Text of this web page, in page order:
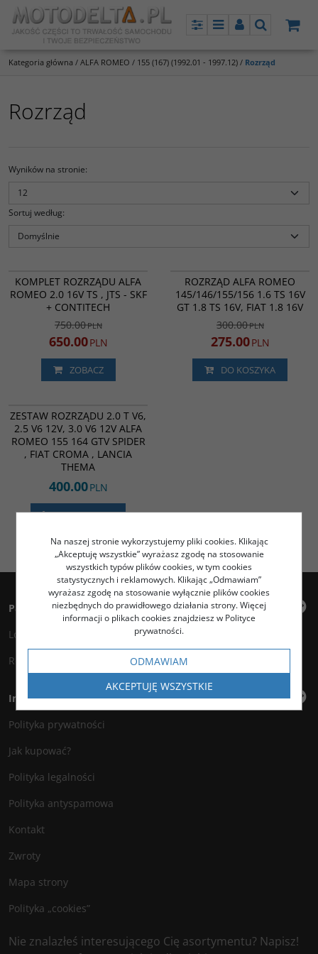
PanelMenuPanelSzukaj
Kategoria główna / ALFA ROMEO / 155 (167) (1992.01 - 1997.12) / Rozrząd
Rozrząd
Wyników na stronie:
Sortuj według:
PROMOCJA
KOMPLET ROZRZĄDU ALFA
ROMEO 2.0 16V TS , JTS - SKF
+ CONTITECH
750.00PLN
650.00PLN
ZOBACZ
PROMOCJA
ROZRZĄD ALFA ROMEO
145/146/155/156 1.6 TS 16V
GT 1.8 TS 16V, FIAT 1.8 16V
300.00PLN
275.00PLN
DO KOSZYKA
ZESTAW ROZRZĄDU 2.0 T V6,
2.5 V6 12V, 3.0 V6 12V ALFA
ROMEO 155 164 GTV SPIDER
, FIAT CROMA , LANCIA
THEMA
400.00PLN
DO KOSZYKA
Panel klienta
Logowanie
Rejestracja
Informacje
Polityka prywatności
Jak kupować?
Polityka legalności
Polityka antyspamowa
Kontakt
Zwroty
Mapa strony
Polityka „cookies”
Nie znalazłeś interesującego Cię asortymentu? Napisz!
Na naszej stronie wykorzystujemy pliki cookies. Klikając
„Akceptuję wszystkie” wyrażasz zgodę na stosowanie
wszystkich typów plików cookies, w tym cookies
statystycznych i reklamowych. Klikając „Odmawiam”
wyrażasz zgodę na stosowanie wyłącznie plików cookies
niezbędnych do prawidłowego działania strony. Więcej
informacji o plikach cookies znajdziesz w Polityce
prywatności.
ODMAWIAM
AKCEPTUJĘ WSZYSTKIE